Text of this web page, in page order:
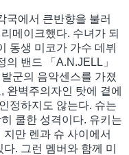
국에서 큰반향을 불러
메이크했다. 수녀가 되
동생 미코가 가수 데뷔
밴드 「A.N.JELL」
군의 음악센스를 가졌
완벽주의자인 탓에 곁에
정하지도 않는다. 슈는
쿨한 성격이다. 유키는
만 렌과 슈 사이에서
. 그런 멤버와 함께 미